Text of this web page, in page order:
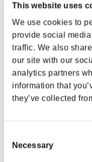
This website uses
We use cookies to
provide social
traffic. We also
our site with our
analytics partners
information that
they’ve collected
Selection
Necessary
Succès
NV personnage: 40
Lv.3
NV personnage: 30
Gravité